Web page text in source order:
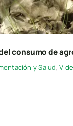
consumo de
y Salud,